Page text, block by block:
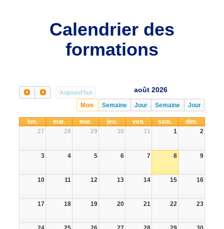
Calendrier des
formations
Aujourd'hui
Mois
Semaine Jour Semaine Jour
août 2026
lun. mar. mer. jeu. ven. sam.
dim.
27
28 29 30 31 1 2
3 4 5 6 7 8 9
10 11 12 13 14 15 16
17 18 19 20 21 22 23